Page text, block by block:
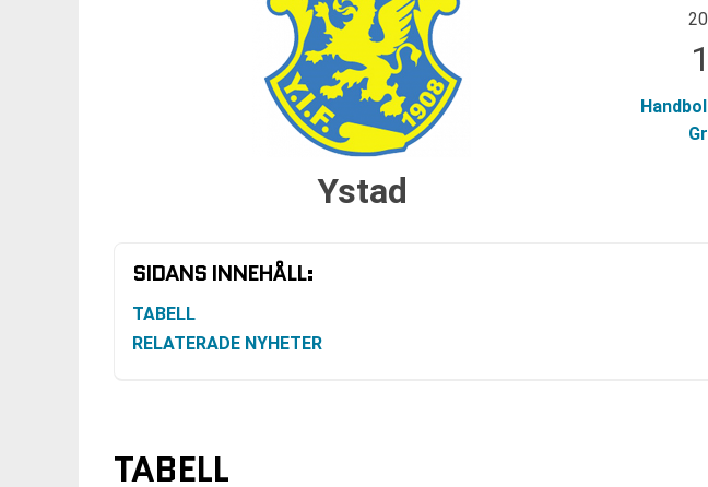
Ystad
SIDANS INNEHÅLL:
TABELL
RELATERADE NYHETER
TABELL